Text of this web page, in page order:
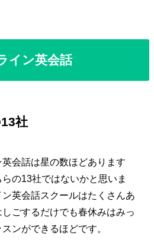
イン英会話
社
会話は星の数ほどあります
の13社ではないかと思いま
英会話スクールはたくさんあ
ごするだけでも春休みはみっ
ンができるほどです。